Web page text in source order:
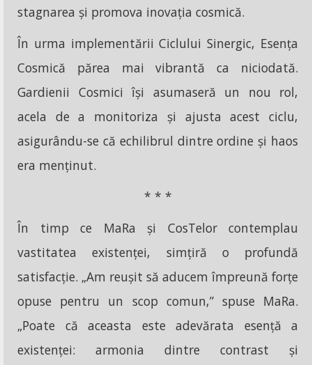
stagnarea și promova inovația cosmică.
În urma implementării Ciclului Sinergic, Esența
Cosmică părea mai vibrantă ca niciodată.
Gardienii Cosmici își asumaseră un nou rol,
acela de a monitoriza și ajusta acest ciclu,
asigurându-se că echilibrul dintre ordine și haos
era menținut.
* * *
În timp ce MaRa și CosTelor contemplau
vastitatea existenței, simțiră o profundă
satisfacție. „Am reușit să aducem împreună forțe
opuse pentru un scop comun,” spuse MaRa.
„Poate că aceasta este adevărata esență a
existenței: armonia dintre contrast și